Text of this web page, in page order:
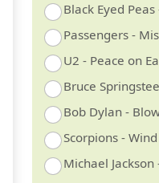
Black Eyed
Passengers -
U2 - Peace on
Bruce
Bob Dylan -
Scorpions -
Michael Jackson